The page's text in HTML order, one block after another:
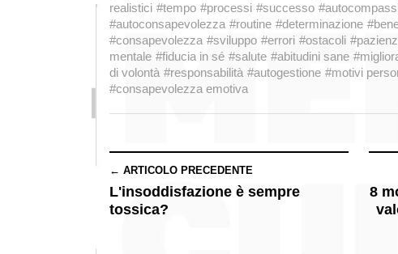
realistici #tempo #processi #successo
#autoconsapevolezza #routine #determinazione
#consapevolezza #sviluppo #errori #ostacoli
mentale #fiducia in sé #salute #abitudini sane
di volontà #responsabilità #autogestione #motivi
#consapevolezza emotiva
← ARTICOLO PRECEDENTE
L'insoddisfazione è sempre
tossica?
8